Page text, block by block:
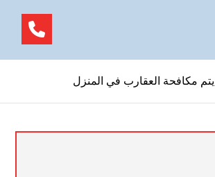
مكافحة العقارب في المنزل